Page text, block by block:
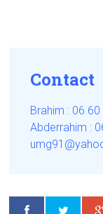
Contact
Brahim : 06
Abderrahim :